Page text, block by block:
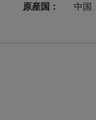
原産国： 中国